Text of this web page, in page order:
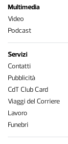
Multimedia
Video
Podcast
Servizi
Contatti
Pubblicità
CdT Club Card
Viaggi del Corriere
Lavoro
Funebri